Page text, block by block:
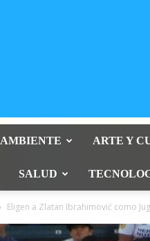
AMBIENTE ARTE Y
SALUD
Eligen a Zlatan Ibrahimović como